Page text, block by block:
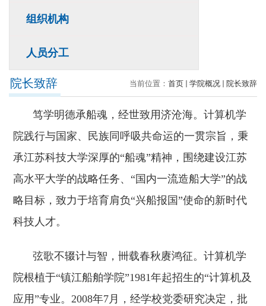
组织机构
人员分工
院长致辞 当前位置： 首页 学院概况 院长致辞
笃学明德承船魂，经世致用济沧海。计算机学
院践行与国家、民族同呼吸共命运的一贯宗旨，秉
承江苏科技大学深厚的“船魂”精神，围绕建设江苏
高水平大学的战略任务、“国内一流造船大学”的战
略目标，致力于培育肩负“兴船报国”使命的新时代
科技人才。
弦歌不辍计与智，卌载春秋赓鸿征。计算机学
院根植于“镇江船舶学院”1981年起招生的“计算机及
应用”专业。 2008年7月，经学校党委研究决定，批